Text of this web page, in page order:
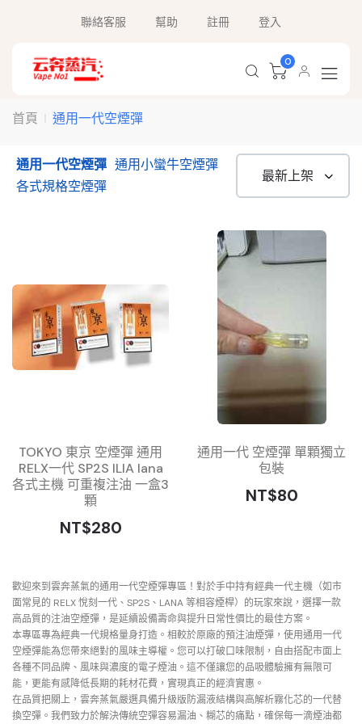
聯絡客服 幫助 註冊 登入
0
首頁 通用一代空煙彈
通用一代空煙彈 通用小蠻牛空煙彈
各式規格空煙彈
TOKYO 東京 空煙彈 通用
RELX一代 SP2S ILIA lana
各式主機 可重複注油 一盒3
顆
NT$280
通用一代 空煙彈 單顆獨立
包裝
NT$80
歡迎來到雲奔蒸氣的通用一代空煙彈專區！對於手中持有經典一代主機（如市
面常見的 RELX 悅刻一代、SP2S、LANA 等相容煙桿）的玩家來說，選擇一款
高品質的注油空煙彈，是延續設備壽命與提升日常性價比的最佳方案。
本專區專為經典一代規格量身打造。相較於原廠的預注油煙彈，使用通用一代
空煙彈能為您帶來絕對的風味主導權。您可以打破口味限制，自由搭配市面上
各種不同品牌、風味與濃度的電子煙油。這不僅讓您的品吸體驗擁有無限可
能，更能有感降低長期的耗材花費，實現真正的經濟實惠。
在品質把關上，雲奔蒸氣嚴選具備升級版防漏液結構與高解析霧化芯的一代替
換空彈。我們致力於解決傳統空彈容易漏油、糊芯的痛點，確保每一滴煙油都